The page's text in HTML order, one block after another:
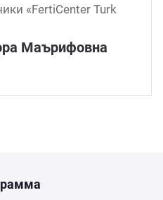
«FertiCenter Turk
Маърифовна